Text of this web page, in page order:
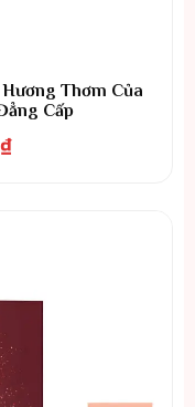
Thơm Của
Cấp
₫